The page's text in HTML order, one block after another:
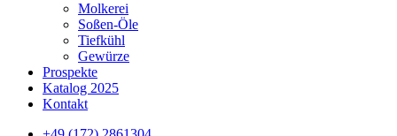
Molkerei
Soßen-Öle
Tiefkühl
Gewürze
Prospekte
Katalog 2025
Kontakt